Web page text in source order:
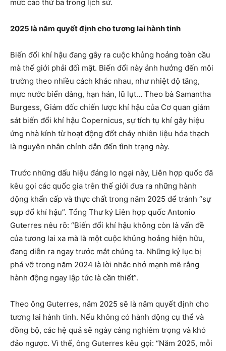
mức cao thứ ba trong lịch sử.
2025 là năm quyết định cho tương lai hành tinh
Biến đổi khí hậu đang gây ra cuộc khủng hoảng toàn cầu
mà thế giới phải đối mặt. Biến đổi này ảnh hưởng đến môi
trường theo nhiều cách khác nhau, như nhiệt độ tăng,
mực nước biển dâng, hạn hán, lũ lụt… Theo bà Samantha
Burgess, Giám đốc chiến lược khí hậu của Cơ quan giám
sát biến đổi khí hậu Copernicus, sự tích tụ khí gây hiệu
ứng nhà kính từ hoạt động đốt cháy nhiên liệu hóa thạch
là nguyên nhân chính dẫn đến tình trạng này.
Trước những dấu hiệu đáng lo ngại này, Liên hợp quốc đã
kêu gọi các quốc gia trên thế giới đưa ra những hành
động khẩn cấp và thực chất trong năm 2025 để tránh “sự
sụp đổ khí hậu”. Tổng Thư ký Liên hợp quốc Antonio
Guterres nêu rõ: “Biến đổi khí hậu không còn là vấn đề
của tương lai xa mà là một cuộc khủng hoảng hiện hữu,
đang diễn ra ngay trước mắt chúng ta. Những kỷ lục bị
phá vỡ trong năm 2024 là lời nhắc nhở mạnh mẽ rằng
hành động ngay lập tức là cần thiết”.
Theo ông Guterres, năm 2025 sẽ là năm quyết định cho
tương lai hành tinh. Nếu không có hành động cụ thể và
đồng bộ, các hệ quả sẽ ngày càng nghiêm trọng và khó
đảo ngược. Vì thế, ông Guterres kêu gọi: “Năm 2025, mỗi